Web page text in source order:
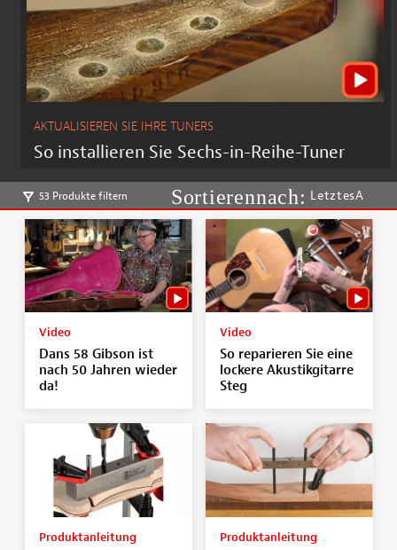
AKTUALISIEREN SIE IHRE TUNERS
So installieren Sie Sechs-in-Reihe-Tuner
53 Produkte filtern LetztesA
Video
Dans 58 Gibson ist
nach 50 Jahren wieder
da!
Video
So reparieren Sie eine
lockere Akustikgitarre
Steg
Produktanleitung Produktanleitung